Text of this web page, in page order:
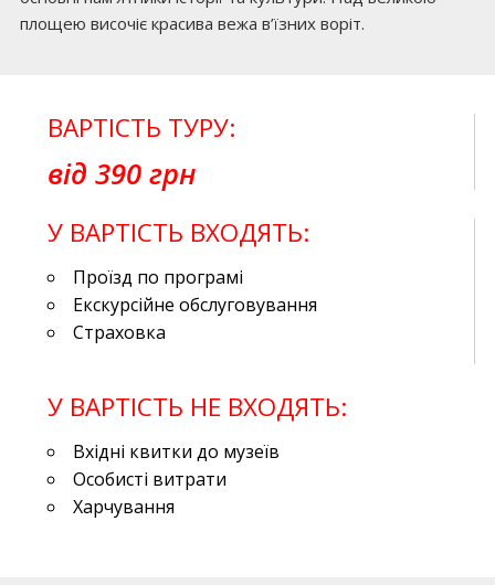
площею височіє красива вежа в’їзних воріт.
ВАРТІСТЬ ТУРУ:
від 390 грн
У ВАРТІСТЬ ВХОДЯТЬ:
Проїзд по програмі
Екскурсійне обслуговування
Страховка
У ВАРТІСТЬ НЕ ВХОДЯТЬ:
Вхідні квитки до музеїв
Особисті витрати
Харчування